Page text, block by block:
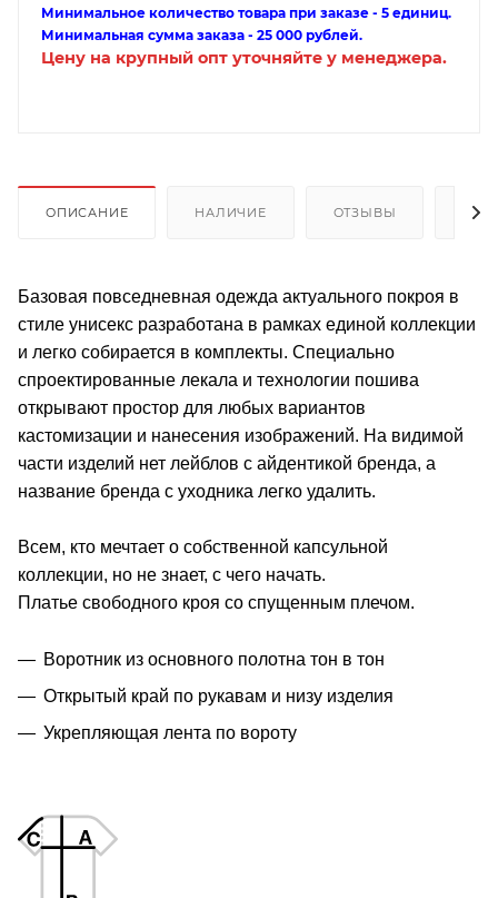
Минимальное количество товара при заказе - 5 единиц.
Минимальная сумма заказа - 25 000 рублей.
Цену на крупный опт уточняйте у менеджера.
ОПИСАНИЕ НАЛИЧИЕ ОТЗЫВЫ
Базовая повседневная одежда актуального покроя в
стиле унисекс разработана в рамках единой коллекции
и легко собирается в комплекты. Специально
спроектированные лекала и технологии пошива
открывают простор для любых вариантов
кастомизации и нанесения изображений. На видимой
части изделий нет лейблов с айдентикой бренда, а
название бренда с уходника легко удалить.
Всем, кто мечтает о собственной капсульной
коллекции, но не знает, с чего начать.
Платье свободного кроя со спущенным плечом.
Воротник из основного полотна тон в тон
Открытый край по рукавам и низу изделия
Укрепляющая лента по вороту